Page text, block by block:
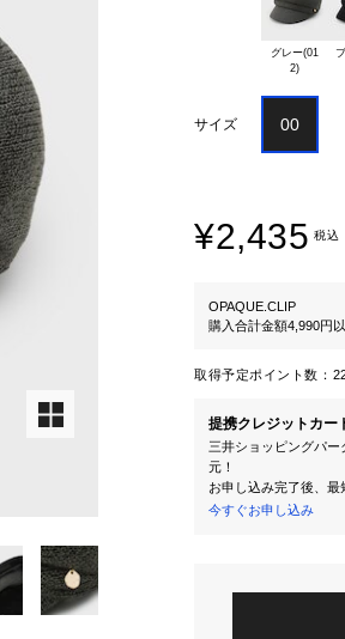
グレー(01
サイズ 00
¥2,435 税込
OPAQUE.CLIP
購入合計金額4,990円
取得予定ポイント数：
提携クレジットカー
三井ショッピングパ
元！
お申し込み完了後、最
今すぐお申し込み